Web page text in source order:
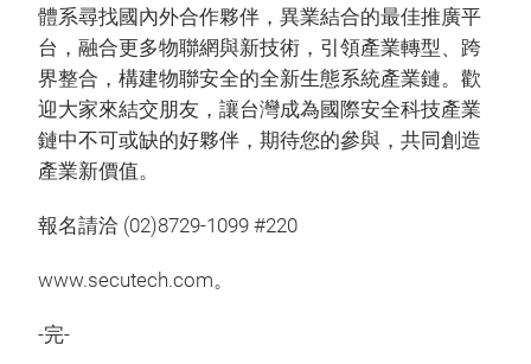
體系尋找國內外合作夥伴，異業結合的最佳推廣平
台，融合更多物聯網與新技術，引領產業轉型、跨
界整合，構建物聯安全的全新生態系統產業鏈。歡
迎大家來結交朋友，讓台灣成為國際安全科技產業
鏈中不可或缺的好夥伴，期待您的參與，共同創造
產業新價值。
報名請洽 (02)8729-1099 #220
www.secutech.com。
-完-